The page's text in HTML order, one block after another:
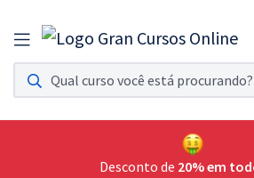
Assinatura Ilimitada 11
Acesso a todos os cursos. Teste grátis por 7 dias!
Assinatura OAB Até Passar
Acesso ilimitado a toda preparação para o Exame da
Desconto de 20% em